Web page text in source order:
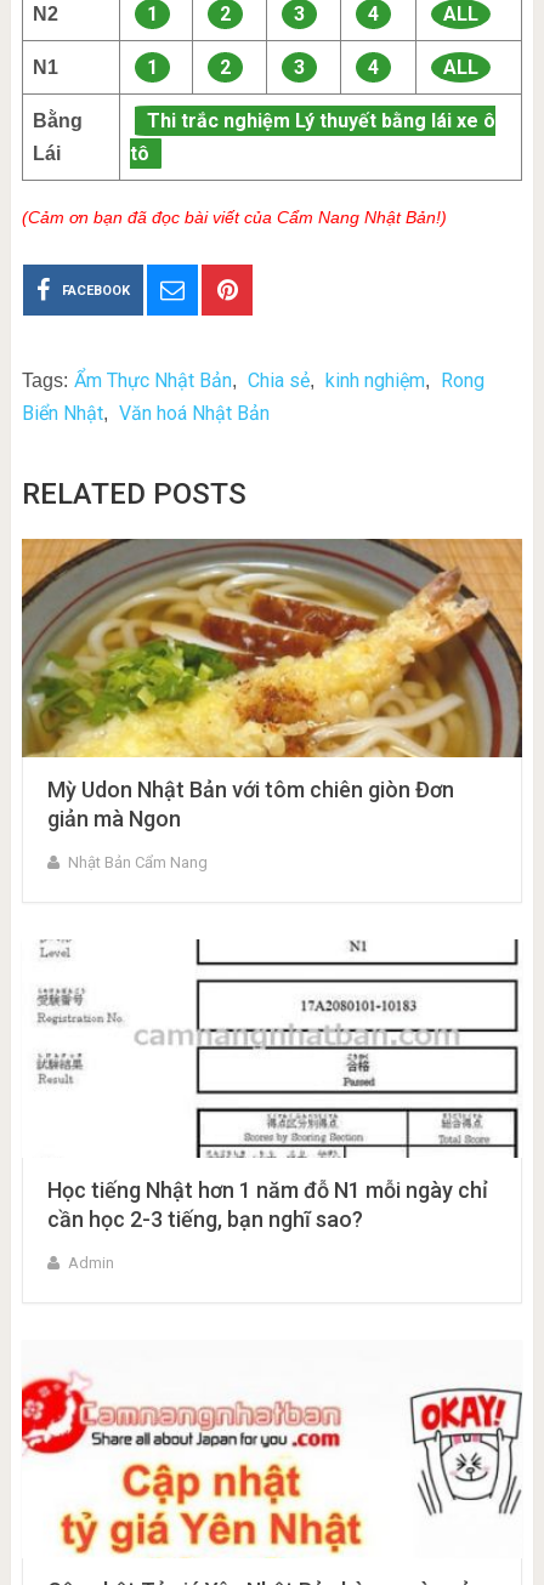
N2 1 2 3 4 ALL
N1 1 2 3 4 ALL
Bằng
Lái
Thi trắc nghiệm Lý thuyết bằng lái xe ô
tô
(Cảm ơn bạn đã đọc bài viết của Cẩm Nang Nhật Bản!)
FACEBOOK
Tags: Ẩm Thực Nhật Bản, Chia sẻ, kinh nghiệm,
Rong
Biển Nhật, Văn hoá Nhật Bản
RELATED POSTS
Mỳ Udon Nhật Bản với tôm chiên giòn Đơn
giản mà Ngon
Nhật Bản Cẩm Nang
Học tiếng Nhật hơn 1 năm đỗ N1 mỗi ngày chỉ
cần học 2-3 tiếng, bạn nghĩ sao?
Admin